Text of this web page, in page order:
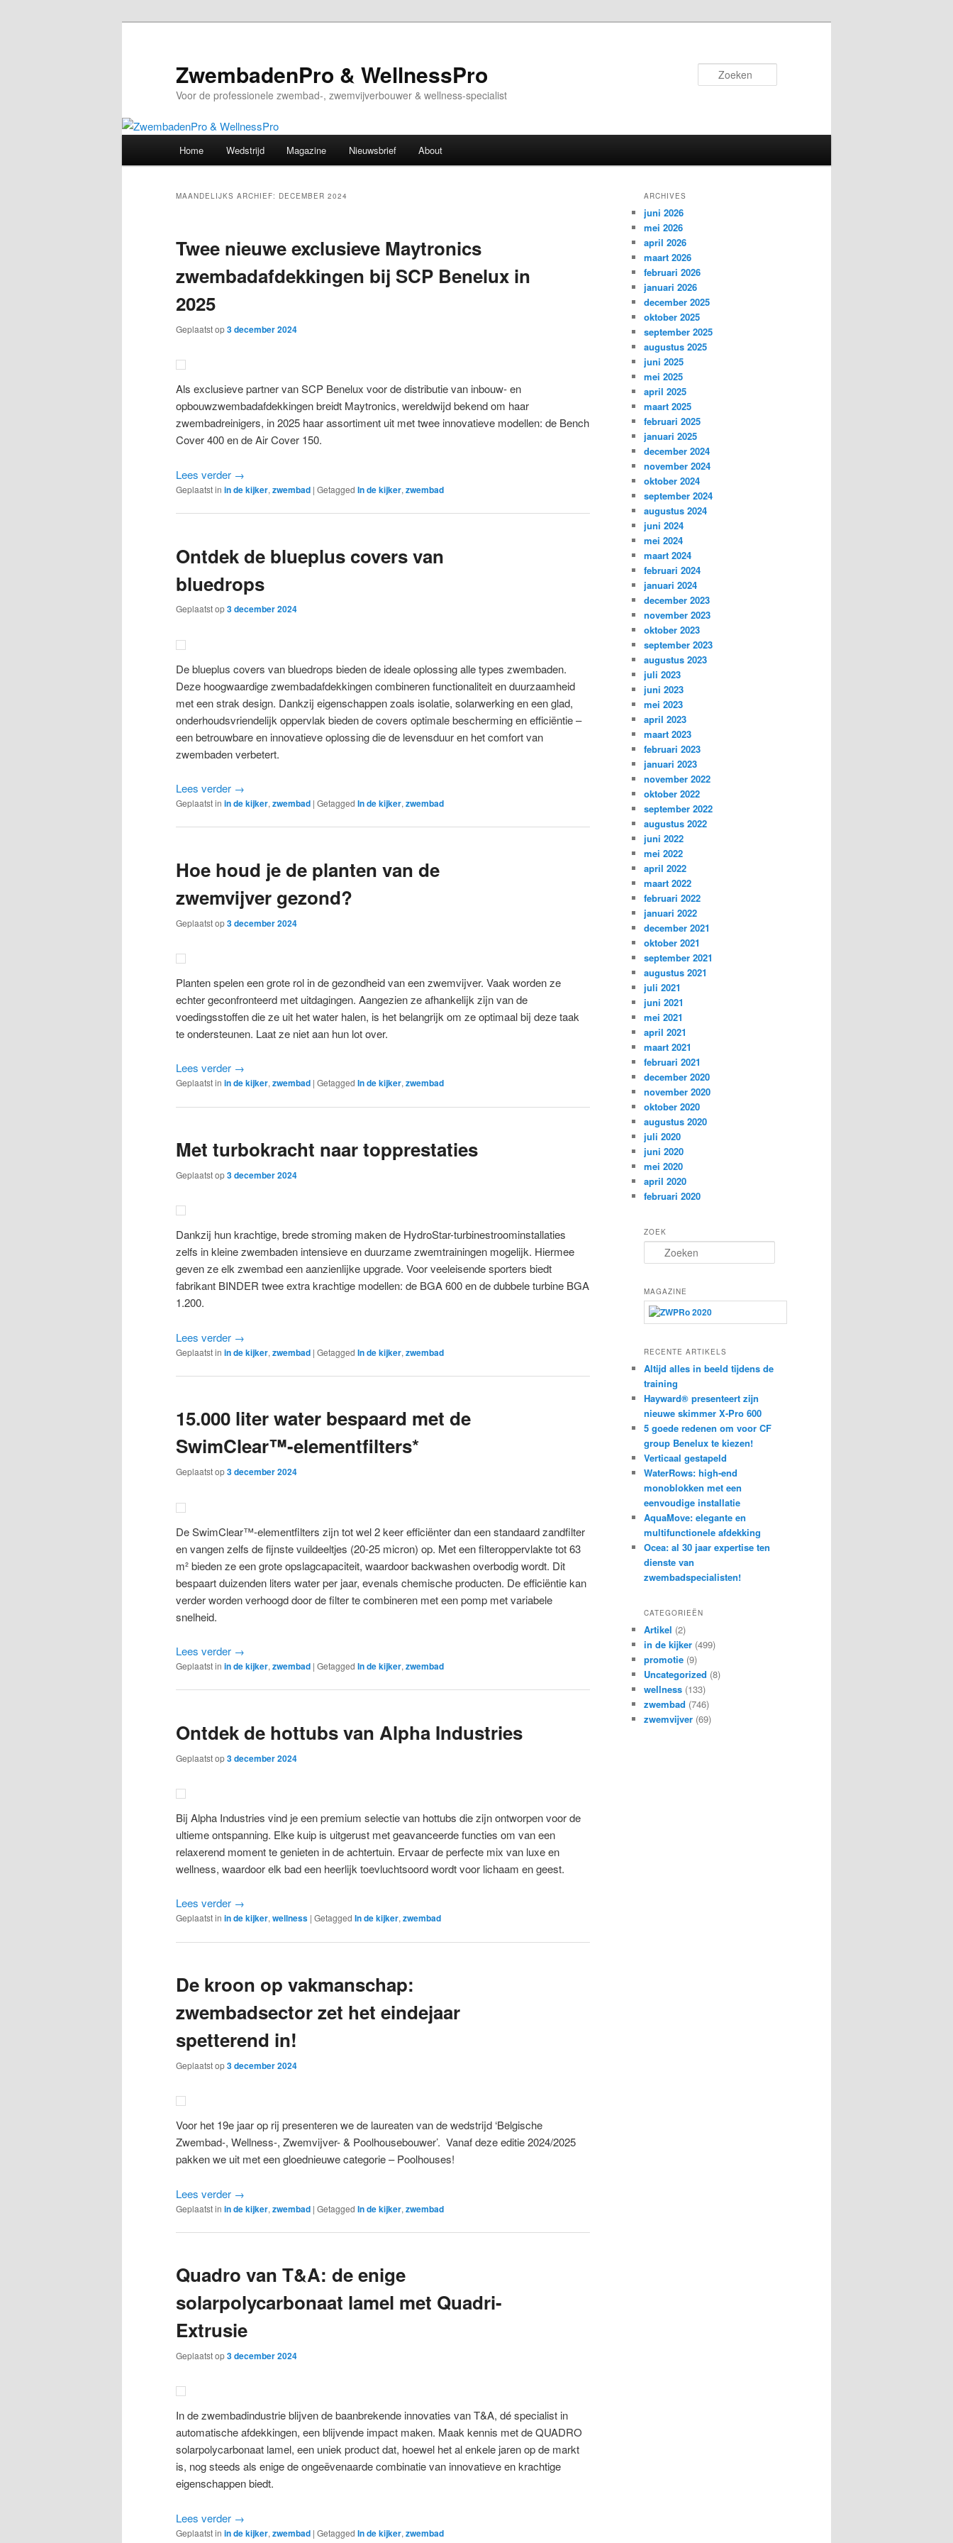
ZwembadenPro & WellnessPro
Voor de professionele zwembad-, zwemvijverbouwer & wellness-specialist
Home Wedstrijd Magazine Nieuwsbrief About
MAANDELIJKS ARCHIEF: DECEMBER 2024
Twee nieuwe exclusieve Maytronics
zwembadafdekkingen bij SCP Benelux in
2025
Geplaatst op3 december 2024
Als exclusieve partner van SCP Benelux voor de distributie van inbouw- en
opbouwzwembadafdekkingen breidt Maytronics, wereldwijd bekend om haar
zwembadreinigers, in 2025 haar assortiment uit met twee innovatieve modellen: de Bench
Cover 400 en de Air Cover 150.
Lees verder →
Geplaatst in in de kijker, zwembad | Getagged In de kijker, zwembad
Ontdek de blueplus covers van
bluedrops
Geplaatst op3 december 2024
De blueplus covers van bluedrops bieden de ideale oplossing alle types zwembaden.
Deze hoogwaardige zwembadafdekkingen combineren functionaliteit en duurzaamheid
met een strak design. Dankzij eigenschappen zoals isolatie, solarwerking en een glad,
onderhoudsvriendelijk oppervlak bieden de covers optimale bescherming en efficiëntie –
een betrouwbare en innovatieve oplossing die de levensduur en het comfort van
zwembaden verbetert.
Lees verder →
Geplaatst in in de kijker, zwembad | Getagged In de kijker, zwembad
Hoe houd je de planten van de
zwemvijver gezond?
Geplaatst op3 december 2024
Planten spelen een grote rol in de gezondheid van een zwemvijver. Vaak worden ze
echter geconfronteerd met uitdagingen. Aangezien ze afhankelijk zijn van de
voedingsstoffen die ze uit het water halen, is het belangrijk om ze optimaal bij deze taak
te ondersteunen. Laat ze niet aan hun lot over.
Lees verder →
Geplaatst in in de kijker, zwembad | Getagged In de kijker, zwembad
Met turbokracht naar topprestaties
Geplaatst op3 december 2024
Dankzij hun krachtige, brede stroming maken de HydroStar-turbinestroominstallaties
zelfs in kleine zwembaden intensieve en duurzame zwemtrainingen mogelijk. Hiermee
geven ze elk zwembad een aanzienlijke upgrade. Voor veeleisende sporters biedt
fabrikant BINDER twee extra krachtige modellen: de BGA 600 en de dubbele turbine BGA
1.200.
Lees verder →
Geplaatst in in de kijker, zwembad | Getagged In de kijker, zwembad
15.000 liter water bespaard met de
SwimClear™-elementfilters*
Geplaatst op3 december 2024
De SwimClear™-elementfilters zijn tot wel 2 keer efficiënter dan een standaard zandfilter
en vangen zelfs de fijnste vuildeeltjes (20-25 micron) op. Met een filteroppervlakte tot 63
m² bieden ze een grote opslagcapaciteit, waardoor backwashen overbodig wordt. Dit
bespaart duizenden liters water per jaar, evenals chemische producten. De efficiëntie kan
verder worden verhoogd door de filter te combineren met een pomp met variabele
snelheid.
Lees verder →
Geplaatst in in de kijker, zwembad | Getagged In de kijker, zwembad
Ontdek de hottubs van Alpha Industries
Geplaatst op3 december 2024
Bij Alpha Industries vind je een premium selectie van hottubs die zijn ontworpen voor de
ultieme ontspanning. Elke kuip is uitgerust met geavanceerde functies om van een
relaxerend moment te genieten in de achtertuin. Ervaar de perfecte mix van luxe en
wellness, waardoor elk bad een heerlijk toevluchtsoord wordt voor lichaam en geest.
Lees verder →
Geplaatst in in de kijker, wellness | Getagged In de kijker, zwembad
De kroon op vakmanschap:
zwembadsector zet het eindejaar
spetterend in!
Geplaatst op3 december 2024
Voor het 19e jaar op rij presenteren we de laureaten van de wedstrijd ‘Belgische
Zwembad-, Wellness-, Zwemvijver- & Poolhousebouwer’. Vanaf deze editie 2024/2025
pakken we uit met een gloednieuwe categorie – Poolhouses!
Lees verder →
Geplaatst in in de kijker, zwembad | Getagged In de kijker, zwembad
Quadro van T&A: de enige
solarpolycarbonaat lamel met Quadri-
Extrusie
Geplaatst op3 december 2024
In de zwembadindustrie blijven de baanbrekende innovaties van T&A, dé specialist in
automatische afdekkingen, een blijvende impact maken. Maak kennis met de QUADRO
solarpolycarbonaat lamel, een uniek product dat, hoewel het al enkele jaren op de markt
is, nog steeds als enige de ongeëvenaarde combinatie van innovatieve en krachtige
eigenschappen biedt.
Lees verder →
Geplaatst in in de kijker, zwembad | Getagged In de kijker, zwembad
ARCHIVES
juni 2026
mei 2026
april 2026
maart 2026
februari 2026
januari 2026
december 2025
oktober 2025
september 2025
augustus 2025
juni 2025
mei 2025
april 2025
maart 2025
februari 2025
januari 2025
december 2024
november 2024
oktober 2024
september 2024
augustus 2024
juni 2024
mei 2024
maart 2024
februari 2024
januari 2024
december 2023
november 2023
oktober 2023
september 2023
augustus 2023
juli 2023
juni 2023
mei 2023
april 2023
maart 2023
februari 2023
januari 2023
november 2022
oktober 2022
september 2022
augustus 2022
juni 2022
mei 2022
april 2022
maart 2022
februari 2022
januari 2022
december 2021
oktober 2021
september 2021
augustus 2021
juli 2021
juni 2021
mei 2021
april 2021
maart 2021
februari 2021
december 2020
november 2020
oktober 2020
augustus 2020
juli 2020
juni 2020
mei 2020
april 2020
februari 2020
ZOEK
o
k
e
MAGAZINE
RECENTE ARTIKELS
Altijd alles in beeld tijdens de
training
Hayward® presenteert zijn
nieuwe skimmer X-Pro 600
5 goede redenen om voor CF
group Benelux te kiezen!
Verticaal gestapeld
WaterRows: high-end
monoblokken met een
eenvoudige installatie
AquaMove: elegante en
multifunctionele afdekking
Ocea: al 30 jaar expertise ten
dienste van
zwembadspecialisten!
CATEGORIEËN
Artikel (2)
in de kijker (499)
promotie (9)
Uncategorized (8)
wellness (133)
zwembad (746)
zwemvijver (69)